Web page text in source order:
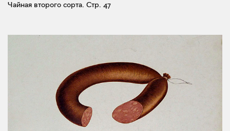
Чайная второго сорта. Стр. 47